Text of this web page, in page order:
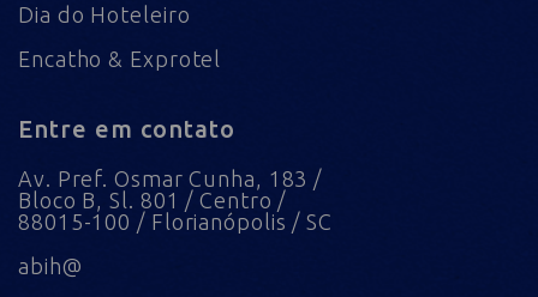
Dia do Hoteleiro
Encatho & Exprotel
Entre em contato
Av. Pref. Osmar Cunha, 183 /
Bloco B, Sl. 801 / Centro /
88015-100 / Florianópolis / SC
abih@